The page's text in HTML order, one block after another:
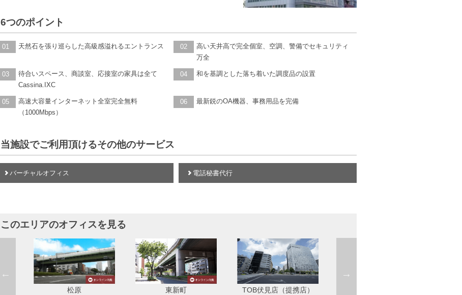
6つのポイント
01 天然石を張り巡らした高級感溢れるエントランス 02
高い天井高で完全個室、空調、警備でセキュリティ
万全
03
待合いスペース、商談室、応接室の家具は全て
Cassina.IXC
04 和を基調とした落ち着いた調度品の設置
05
高速大容量インターネット全室完全無料
（1000Mbps）
06 最新鋭のOA機器、事務用品を完備
当施設でご利用頂けるその他のサービス
バーチャルオフィス 電話秘書代行
このエリアのオフィスを見る
東新町
TOB伏見店（提携店）
名駅